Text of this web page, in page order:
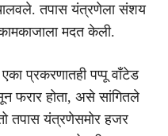
तपास यंत्रणेला संशय
मदत केली.
एका प्रकरणातही पप्पू वाँटेड
फरार होता, असे सांगितले
तपास यंत्रणेसमोर हजर